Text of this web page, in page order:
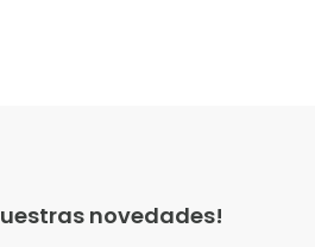
novedades!